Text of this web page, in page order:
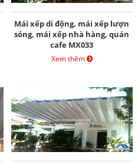
Mái xếp di động, mái xếp lượn
sóng, mái xếp nhà hàng, quán
cafe MX033
Xem thêm